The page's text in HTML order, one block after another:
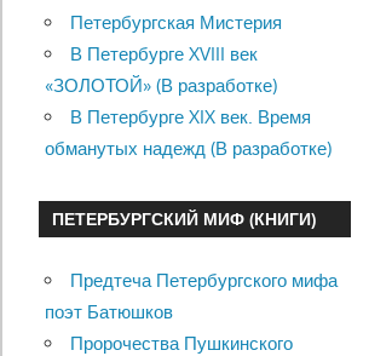
Петербургская Мистерия
В Петербурге XVIII век
«ЗОЛОТОЙ» (В разработке)
В Петербурге XIX век. Время
обманутых надежд (В разработке)
ПЕТЕРБУРГСКИЙ МИФ (КНИГИ)
Предтеча Петербургского мифа
поэт Батюшков
Пророчества Пушкинского